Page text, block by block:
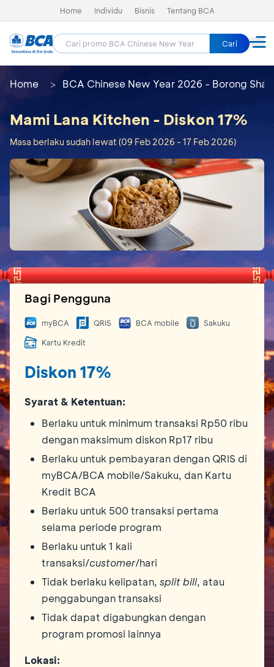
Home Individu Bisnis Tentang BCA
Cari
Home BCA Chinese New Year 2026 - Borong Shay
Mami Lana Kitchen - Diskon 17%
Masa berlaku sudah lewat (09 Feb 2026 - 17 Feb 2026)
Bagi Pengguna
myBCA QRIS BCA mobile
Sakuku
Kartu Kredit
Diskon 17%
Syarat & Ketentuan:
Berlaku untuk minimum transaksi Rp50 ribu
dengan maksimum diskon Rp17 ribu
Berlaku untuk pembayaran dengan QRIS di
myBCA/BCA mobile/Sakuku, dan Kartu
Kredit BCA
Berlaku untuk 500 transaksi pertama
selama periode program
Berlaku untuk 1 kali
transaksi/customer/hari
Tidak berlaku kelipatan, split bill, atau
penggabungan transaksi
Tidak dapat digabungkan dengan
program promosi lainnya
Lokasi: